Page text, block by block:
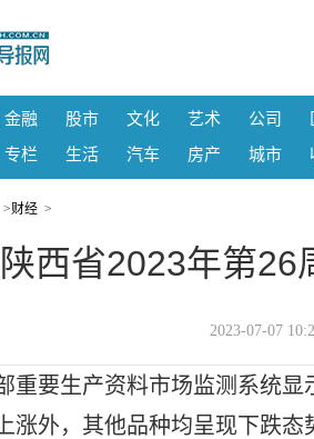
金融 股市 文化 艺术 公司
专栏 生活 汽车 房产 城市
>财经 >
陕西省2023年第26
2023-07-07
重要生产资料市场监测系统
涨外，其他品种均呈现下跌态